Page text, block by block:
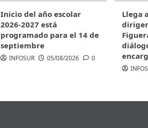
Inicio del año escolar
2026-2027 está
programado para el 14 de
septiembre
INFOSUR 05/08/2026 0
Llega